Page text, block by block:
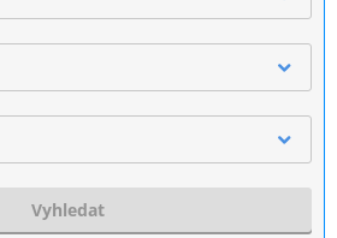
Vyhledat